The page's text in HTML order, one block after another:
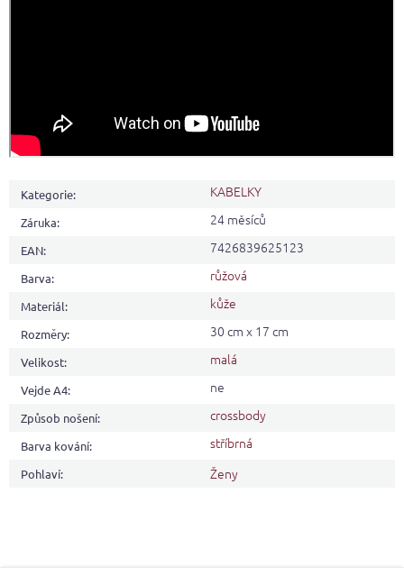
Kategorie: KABELKY
Záruka: 24 měsíců
EAN: 7426839625123
Barva: růžová
Materiál: kůže
Rozměry: 30 cm x 17 cm
Velikost: malá
Vejde A4: ne
Způsob nošení: crossbody
Barva kování: stříbrná
Pohlaví: Ženy